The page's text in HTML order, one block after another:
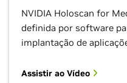
NVIDIA Holoscan for
definida por software
implantação de
Assistir ao Vídeo